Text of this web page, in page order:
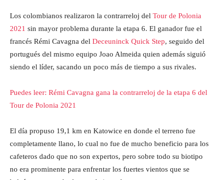
Los colombianos realizaron la contrarreloj del Tour de Polonia
2021 sin mayor problema durante la etapa 6. El ganador fue el
francés Rémi Cavagna del Deceuninck Quick Step, seguido del
portugués del mismo equipo Joao Almeida quien además siguió
siendo el líder, sacando un poco más de tiempo a sus rivales.
Puedes leer: Rémi Cavagna gana la contrarreloj de la etapa 6 del
Tour de Polonia 2021
El día propuso 19,1 km en Katowice en donde el terreno fue
completamente llano, lo cual no fue de mucho beneficio para los
cafeteros dado que no son expertos, pero sobre todo su biotipo
no era prominente para enfrentar los fuertes vientos que se